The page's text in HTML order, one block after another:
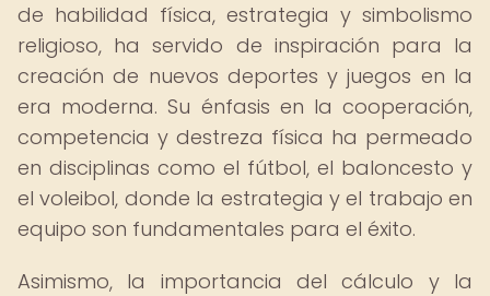
de habilidad física, estrategia y simbolismo
religioso, ha servido de inspiración para la
creación de nuevos deportes y juegos en la
era moderna. Su énfasis en la cooperación,
competencia y destreza física ha permeado
en disciplinas como el fútbol, el baloncesto y
el voleibol, donde la estrategia y el trabajo en
equipo son fundamentales para el éxito.
Asimismo, la importancia del cálculo y la